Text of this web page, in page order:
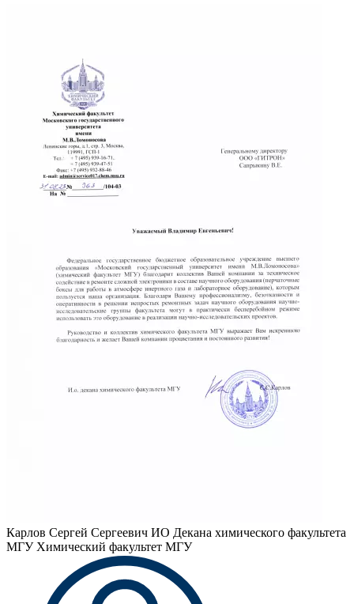
Карлов Сергей Сергеевич ИО Декана химического факультета
МГУ Химический факультет МГУ